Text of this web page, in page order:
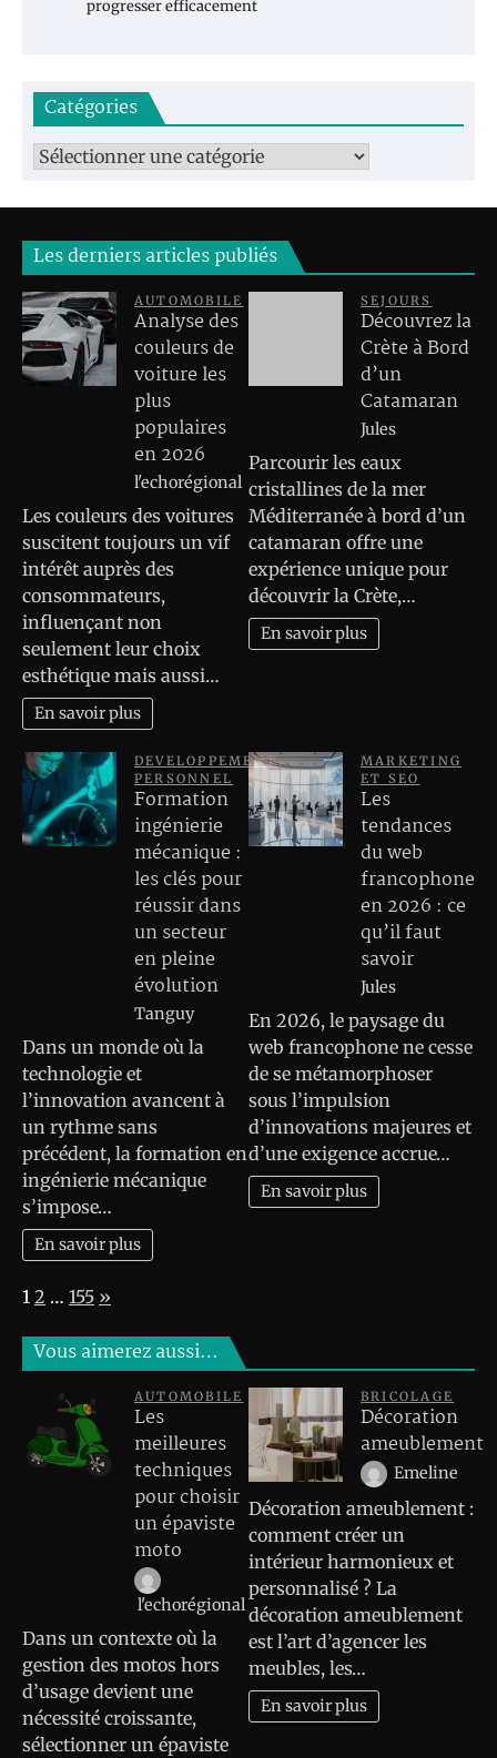
progresser efficacement
Catégories
Catégories
Les derniers articles publiés
AUTOMOBILE
Analyse des
couleurs de
voiture les
plus
populaires
en 2026
l'echorégional
Les couleurs des voitures
suscitent toujours un vif
intérêt auprès des
consommateurs,
influençant non
seulement leur choix
esthétique mais aussi…
En savoir plus
SEJOURS
Découvrez la
Crète à Bord
d’un
Catamaran
Jules
Parcourir les eaux
cristallines de la mer
Méditerranée à bord d’un
catamaran offre une
expérience unique pour
découvrir la Crète,…
En savoir plus
DEVELOPPEMENT
PERSONNEL
Formation
ingénierie
mécanique :
les clés pour
réussir dans
un secteur
en pleine
évolution
Tanguy
Dans un monde où la
technologie et
l’innovation avancent à
un rythme sans
précédent, la formation en
ingénierie mécanique
s’impose…
En savoir plus
MARKETING
ET SEO
Les
tendances
du web
francophone
en 2026 : ce
qu’il faut
savoir
Jules
En 2026, le paysage du
web francophone ne cesse
de se métamorphoser
sous l’impulsion
d’innovations majeures et
d’une exigence accrue…
En savoir plus
Page:
1 2 … 155 Next
»
Vous aimerez aussi…
AUTOMOBILE
Les
meilleures
techniques
pour choisir
un épaviste
moto
l'echorégional
Dans un contexte où la
gestion des motos hors
d’usage devient une
nécessité croissante,
sélectionner un épaviste
BRICOLAGE
Décoration
ameublement
Emeline
Décoration ameublement :
comment créer un
intérieur harmonieux et
personnalisé ? La
décoration ameublement
est l’art d’agencer les
meubles, les…
En savoir plus